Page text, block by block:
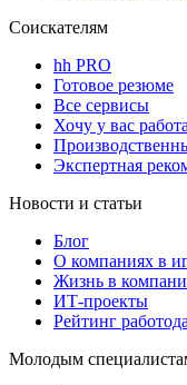
Соискателям
hh PRO
Готовое резюме
Все сервисы
Хочу у вас
Экспертная
Новости и статьи
Блог
О компаниях в
Жизнь в
ИТ-проекты
Рейтинг
Молодым